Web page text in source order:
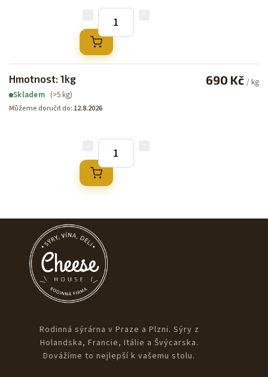
Hmotnost: 1kg
Skladem (>5 kg)
Můžeme doručit do: 12.8.2026
690 Kč / kg
Rodinná sýrárna v Praze a Plzni. Sýry z
Holandska, Francie, Itálie a Švýcarska.
Dovážíme to nejlepší k vašemu stolu.